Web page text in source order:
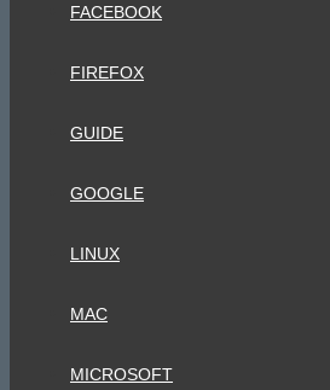
FACEBOOK
FIREFOX
GUIDE
GOOGLE
LINUX
MAC
MICROSOFT